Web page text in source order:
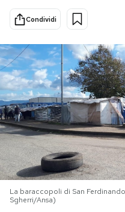
Cultura
Economia
Sport
PODCAST
NEWSLETTER
I MIEI PREFERITI
Condividi
La baraccopoli di San
Sgherri/Ansa)